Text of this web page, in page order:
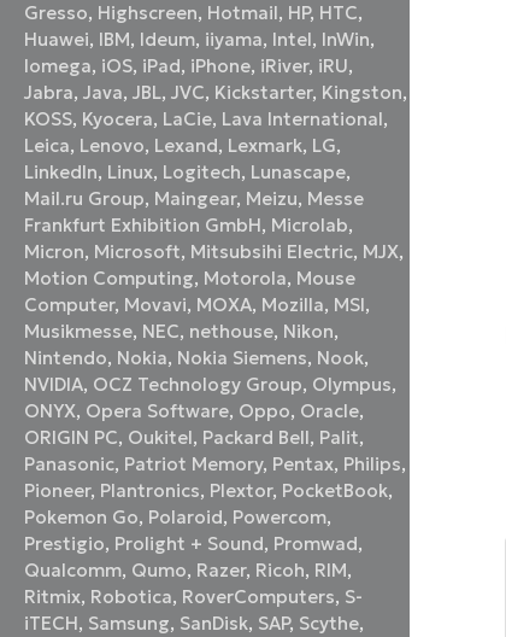
Gresso, Highscreen, Hotmail, HP, HTC,
Huawei, IBM, Ideum, iiyama, Intel, InWin,
Iomega, iOS, iPad, iPhone, iRiver, iRU,
Jabra,Java,JBL,JVC, Kickstarter, Kingston,
KOSS, Kyocera, LaCie, Lava International,
Leica, Lenovo, Lexand, Lexmark, LG,
LinkedIn, Linux, Logitech, Lunascape,
Mail.ru Group, Maingear, Meizu, Messe
Frankfurt Exhibition GmbH, Microlab,
Micron, Microsoft, Mitsubsihi Electric, MJX,
Motion Computing, Motorola, Mouse
Computer, Movavi, MOXA, Mozilla, MSI,
Musikmesse, NEC, nethouse, Nikon,
Nintendo, Nokia, Nokia Siemens, Nook,
NVIDIA, OCZ Technology Group, Olympus,
ONYX, Opera Software, Oppo, Oracle,
ORIGIN PC, Oukitel, Packard Bell, Palit,
Panasonic, Patriot Memory, Pentax, Philips,
Pioneer, Plantronics, Plextor, PocketBook,
Pokemon Go, Polaroid, Powercom,
Prestigio, Prolight + Sound, Promwad,
Qualcomm, Qumo, Razer, Ricoh, RIM,
Ritmix, Robotica, RoverComputers, S-
iTECH, Samsung, SanDisk, SAP, Scythe,